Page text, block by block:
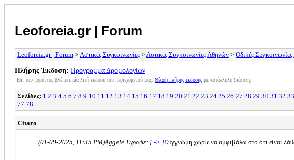
Leoforeia.gr | Forum
Leoforeia.gr | Forum > Αστικές Συγκοινωνίες > Αστικές Συγκοινωνίες Αθηνών > Οδικές
Πλήρης Έκδοση: Πρόγραμμα Δρομολογίων
Επί του παρόντος βλέπετε μία λιτή έκδοση του περιεχόμενού μας. Θέαση πλήρης έκδοσης με κατάλληλη διάταξη.
Σελίδες: 1 2 3 4 5 6 7 8 9 10 11 12 13 14 15 16 17 18 19 20 21 22 23 24 25 26 27 28 29 30 31 32 33
77 78
Citaro
(01-09-2025, 11:35 PM)Aggele Έγραψε: [ -> ]Συγγνώμη χωρίς να αμφιβάλω στο ότι είναι